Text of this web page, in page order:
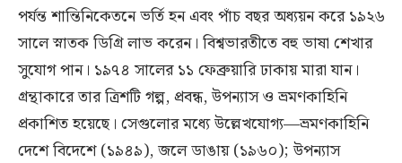
পর্যন্ত শান্তিনিকেতনে ভর্তি হন এবং পাঁচ বছর অধ্যয়ন করে ১৯২৬
সালে স্নাতক ডিগ্রি লাভ করেন। বিশ্বভারতীতে বহু ভাষা শেখার
সুযোগ পান। ১৯৭৪ সালের ১১ ফেব্রুয়ারি ঢাকায় মারা যান।
গ্রন্থাকারে তার ত্রিশটি গল্প, প্রবন্ধ, উপন্যাস ও ভ্রমণকাহিনি
প্রকাশিত হয়েছে। সেগুলোর মধ্যে উল্লেখযোগ্য—ভ্রমণকাহিনি
দেশে বিদেশে (১৯৪৯), জলে ডাঙায় (১৯৬০); উপন্যাস